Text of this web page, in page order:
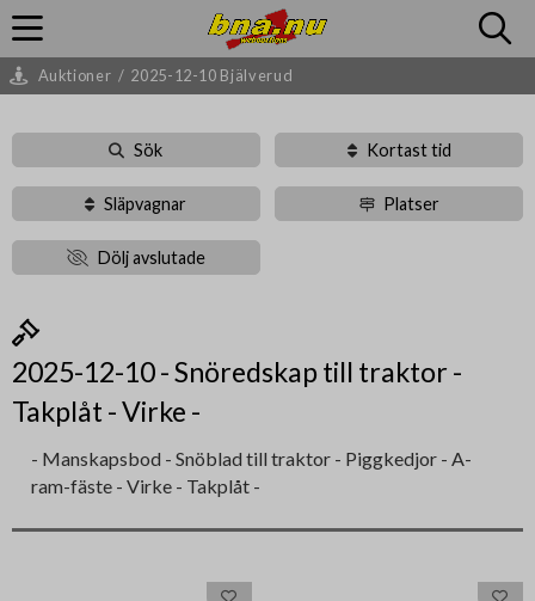
Auktioner / 2025-12-10 Bjälverud
Sök Kortast tid
Släpvagnar Platser
Dölj avslutade
2025-12-10 - Snöredskap till traktor -
Takplåt - Virke -
- Manskapsbod - Snöblad till traktor - Piggkedjor - A-
ram-fäste - Virke - Takplåt -